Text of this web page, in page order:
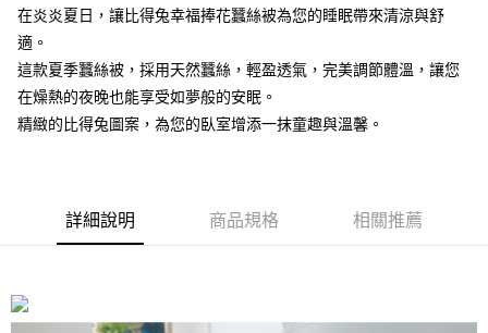
在炎炎夏日，讓比得兔幸福捧花蠶絲被為您的睡眠帶來清涼與舒
適。
這款夏季蠶絲被，採用天然蠶絲，輕盈透氣，完美調節體溫，讓您
在燥熱的夜晚也能享受如夢般的安眠。
精緻的比得兔圖案，為您的臥室增添一抹童趣與溫馨。
詳細說明 商品規格 相關推薦